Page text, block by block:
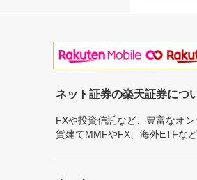
ネット証券の楽天証券につ
FXや投資信託など、豊富なオ
貨建てMMFやFX、海外ETFな